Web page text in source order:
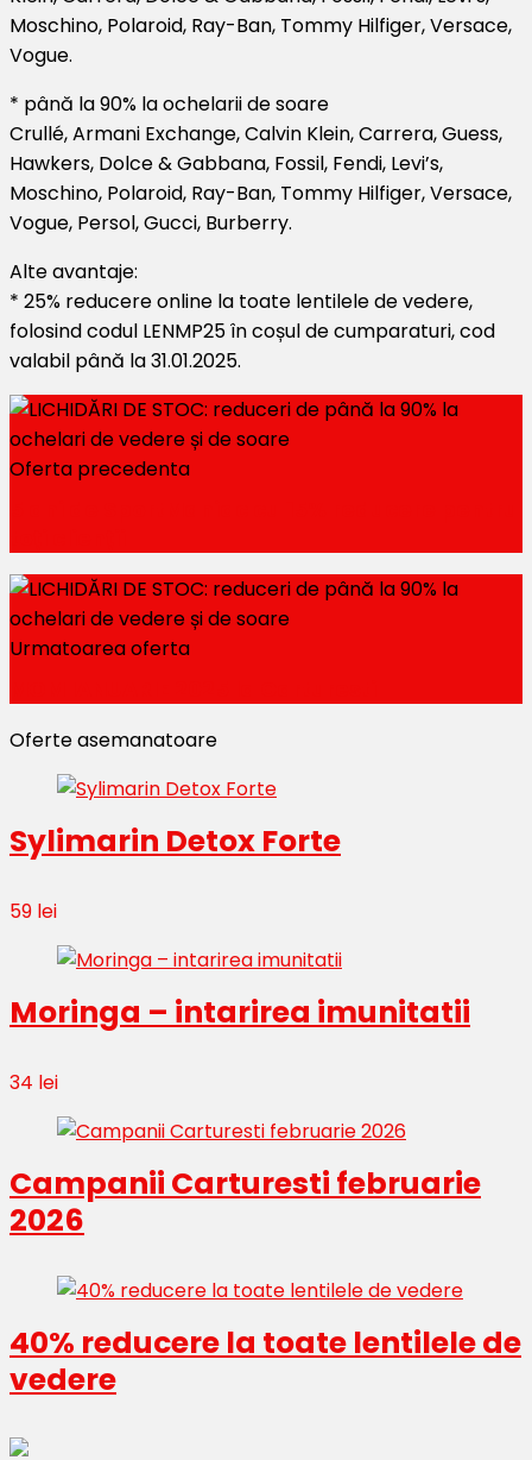
Moschino, Polaroid, Ray-Ban, Tommy Hilfiger, Versace,
Vogue.
* până la 90% la ochelarii de soare
Crullé, Armani Exchange, Calvin Klein, Carrera, Guess,
Hawkers, Dolce & Gabbana, Fossil, Fendi, Levi’s,
Moschino, Polaroid, Ray-Ban, Tommy Hilfiger, Versace,
Vogue, Persol, Gucci, Burberry.
Alte avantaje:
* 25% reducere online la toate lentilele de vedere,
folosind codul LENMP25 în coșul de cumparaturi, cod
valabil până la 31.01.2025.
Oferta precedenta
Urmatoarea oferta
Oferte asemanatoare
Sylimarin Detox Forte
59 lei
Moringa – intarirea imunitatii
34 lei
Campanii Carturesti februarie
2026
40% reducere la toate lentilele de
vedere